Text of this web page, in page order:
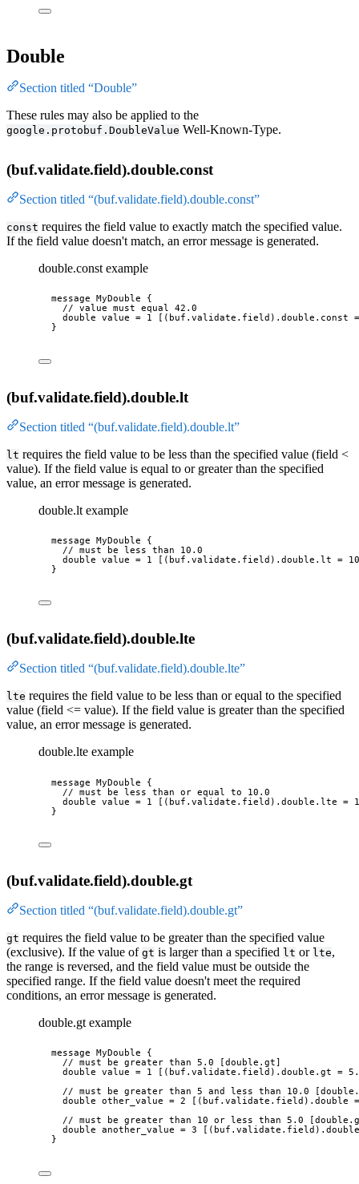
Double
Section titled “Double”
These rules may also be applied to the
google.protobuf.DoubleValue Well-Known-Type.
(buf.validate.field).double.const
Section titled “(buf.validate.field).double.const”
const requires the field value to exactly match the specified value.
If the field value doesn't match, an error message is generated.
double.const example
message MyDouble {
// value must equal 42.0
double value = 1 (buf.validate.field) .double .const
}
(buf.validate.field).double.lt
Section titled “(buf.validate.field).double.lt”
lt requires the field value to be less than the specified value (field <
value). If the field value is equal to or greater than the specified
value, an error message is generated.
double.lt example
message MyDouble {
// must be less than 10.0
double value = 1 [ (buf.validate.field) .double .lt =
}
(buf.validate.field).double.lte
Section titled “(buf.validate.field).double.lte”
lte requires the field value to be less than or equal to the specified
value (field <= value). If the field value is greater than the specified
value, an error message is generated.
double.lte example
message MyDouble {
// must be less than or equal to 10.0
double value = 1 [ (buf.validate.field) .double .lte =
}
(buf.validate.field).double.gt
Section titled “(buf.validate.field).double.gt”
gt requires the field value to be greater than the specified value
(exclusive). If the value of gt is larger than a specified lt or lte,
the range is reversed, and the field value must be outside the
specified range. If the field value doesn't meet the required
conditions, an error message is generated.
double.gt example
message MyDouble {
// must be greater than 5.0 [double.gt]
double value = 1 (buf.validate.field) .double .gt =
// must be greater than 5 and less than 10.0
double other_value = 2 (buf.validate.field).double
// must be greater than 10 or less than 5.0
double another_value = 3
(buf.validate.field).double
}